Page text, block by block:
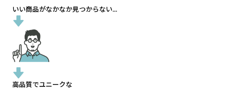
いい商品がなかなか見つからない...
高品質でユニークな